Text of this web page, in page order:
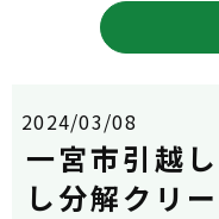
2024/03/08
一宮市引越
し分解クリ